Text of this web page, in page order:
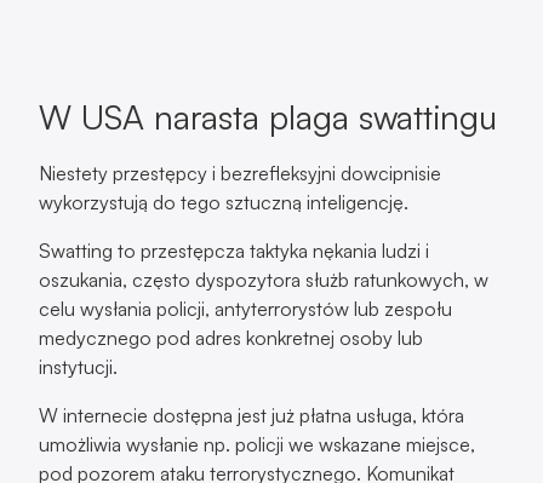
W USA narasta plaga swattingu
Niestety przestępcy i bezrefleksyjni dowcipnisie
wykorzystują do tego sztuczną inteligencję.
Swatting to przestępcza taktyka nękania ludzi i
oszukania, często dyspozytora służb ratunkowych, w
celu wysłania policji, antyterrorystów lub zespołu
medycznego pod adres konkretnej osoby lub
instytucji.
W internecie dostępna jest już płatna usługa, która
umożliwia wysłanie np. policji we wskazane miejsce,
pod pozorem ataku terrorystycznego. Komunikat